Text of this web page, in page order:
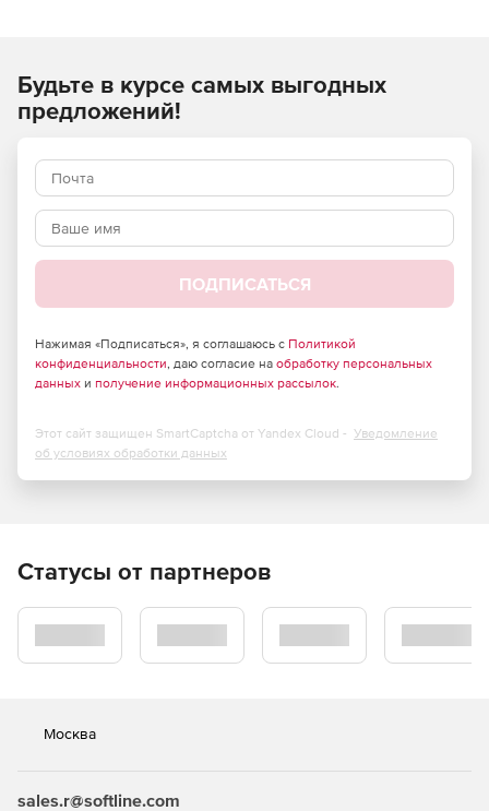
Будьте в курсе самых выгодных
предложений!
ПОДПИСАТЬСЯ
Нажимая «Подписаться», я соглашаюсь с Политикой
конфиденциальности, даю согласие на обработку персональных
данных и получение информационных рассылок.
Этот сайт защищен SmartCaptcha от Yandex Cloud - Уведомление
об условиях обработки данных
Статусы от партнеров
Москва
sales.r@softline.com